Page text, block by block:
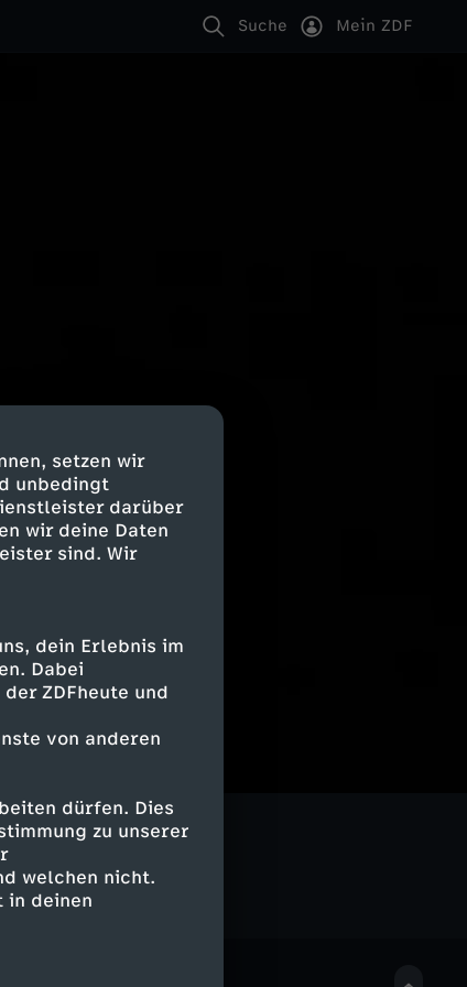
setzen wir
unbedingt
darüber
wir deine Daten
sind. Wir
dein Erlebnis im
Dabei
ZDFheute und
von anderen
dürfen. Dies
zu unserer
welchen nicht.
in deinen
Suche Mein ZDF